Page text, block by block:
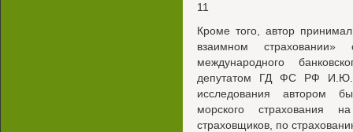
11
Кроме того, автор
взаимном
международного
депутатом ГД ФС РФ И.Ю.
исследования автором
морского страхования
страховщиков, по